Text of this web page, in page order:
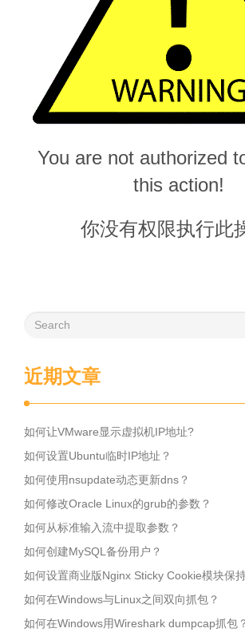
You are not authorized
this action!
你没有权限执行此
近期文章
如何让VMware显示虚拟机IP地址?
如何设置Ubuntu临时IP地址？
如何使用nsupdate动态更新dns？
如何修改Oracle Linux的grub的参数？
如何从标准输入流中提取参数？
如何创建MySQL备份用户？
如何设置商业版Nginx Sticky Cookie模块保
如何在Windows与Linux之间双向抓包？
如何在Windows用Wireshark dumpcap抓包？